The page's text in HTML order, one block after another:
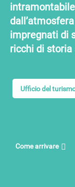
impregnati di
ricchi di
Ufficio del
Come arrivare